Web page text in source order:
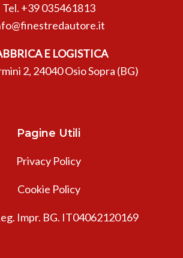
Tel. +39 035461813
E LOGISTICA
2, 24040 Osio Sopra (BG)
Pagine Utili
Privacy Policy
Cookie Policy
Impr. BG. IT04062120169